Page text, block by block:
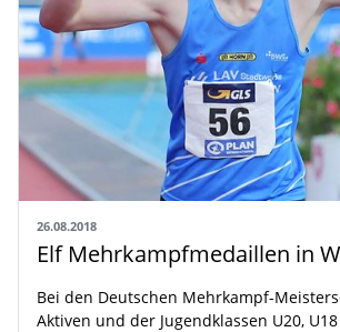
26.08.2018
Elf Mehrkampfmedaillen in
Bei den Deutschen Mehrkampf-
Aktiven und der Jugendklassen U20,